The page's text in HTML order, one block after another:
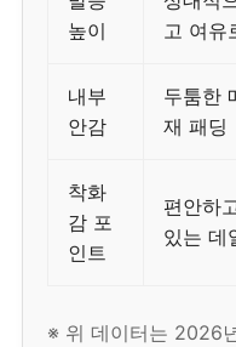
높이
고 여유
내부
안감
두툼한
재 패딩
착화
감 포
인트
편안하
있는 데
※ 위 데이터는 2026